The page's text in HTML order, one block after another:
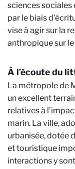
sciences sociales
par le biais
vise à agir sur la
anthropique sur
À l’écoute du
La métropole de
un excellent
relatives à
marin. La ville,
urbanisée, dotée
et touristique
interactions y